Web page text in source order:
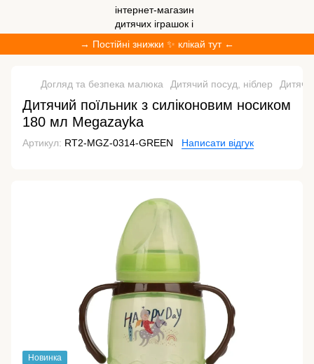
→ Постійні знижки ✨ клікай тут ←
Догляд та безпека малюка Дитячий посуд, ніблер
Дитячий поїльник з силіконовим носиком
180 мл Megazayka
Артикул: RT2-MGZ-0314-GREEN Написати відгук
Новинка